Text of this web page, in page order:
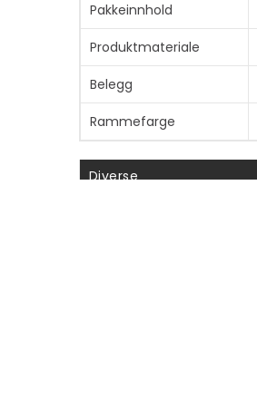
Pakkeinnhold
Produktmateriale
Belegg
Rammefarge
Diverse